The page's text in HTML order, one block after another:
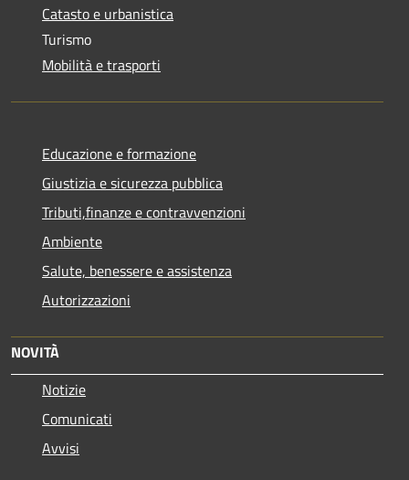
Catasto e urbanistica
Turismo
Mobilità e trasporti
Educazione e formazione
Giustizia e sicurezza pubblica
Tributi,finanze e contravvenzioni
Ambiente
Salute, benessere e assistenza
Autorizzazioni
NOVITÀ
Notizie
Comunicati
Avvisi